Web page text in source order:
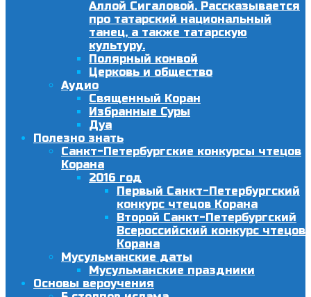
Аллой Сигаловой. Рассказывается
про татарский национальный
танец, а также татарскую
культуру.
Полярный конвой
Церковь и общество
Аудио
Священный Коран
Избранные Суры
Дуа
Полезно знать
Санкт-Петербургские конкурсы чтецов
Корана
2016 год
Первый Санкт-Петербургский
конкурс чтецов Корана
Второй Санкт-Петербургский
Всероссийский конкурс чтецов
Корана
Мусульманские даты
Мусульманские праздники
Основы вероучения